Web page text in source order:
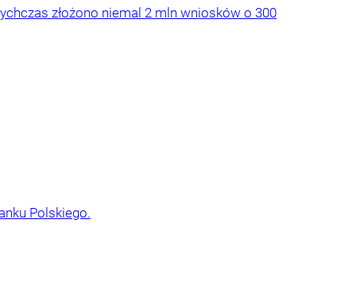
złożono niemal 2 mln wniosków o 300
Polskiego.